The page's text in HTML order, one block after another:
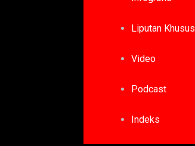
Liputan Khusus
Video
Podcast
Indeks